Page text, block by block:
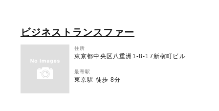
ビジネストランスファー
住所
東京都中央区八重洲1-8-17新槇町ビル
最寄駅
東京駅 徒歩 8分